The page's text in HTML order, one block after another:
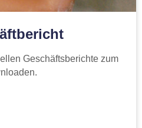
Geschäftsberichte zum